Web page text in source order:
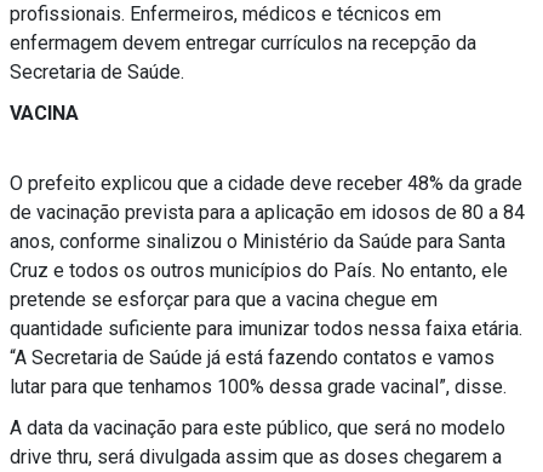
profissionais. Enfermeiros, médicos e técnicos em
enfermagem devem entregar currículos na recepção da
Secretaria de Saúde.
VACINA
O prefeito explicou que a cidade deve receber 48% da grade
de vacinação prevista para a aplicação em idosos de 80 a 84
anos, conforme sinalizou o Ministério da Saúde para Santa
Cruz e todos os outros municípios do País. No entanto, ele
pretende se esforçar para que a vacina chegue em
quantidade suficiente para imunizar todos nessa faixa etária.
“A Secretaria de Saúde já está fazendo contatos e vamos
lutar para que tenhamos 100% dessa grade vacinal”, disse.
A data da vacinação para este público, que será no modelo
drive thru, será divulgada assim que as doses chegarem a